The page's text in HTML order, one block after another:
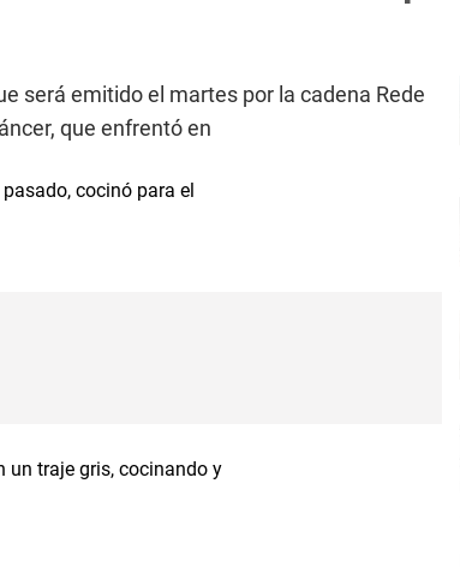
será emitido el martes por la cadena Rede
que enfrentó en
cocinó para el
un traje gris, cocinando y